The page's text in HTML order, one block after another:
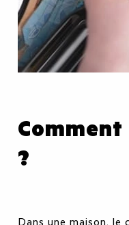
?
Dans une maison,